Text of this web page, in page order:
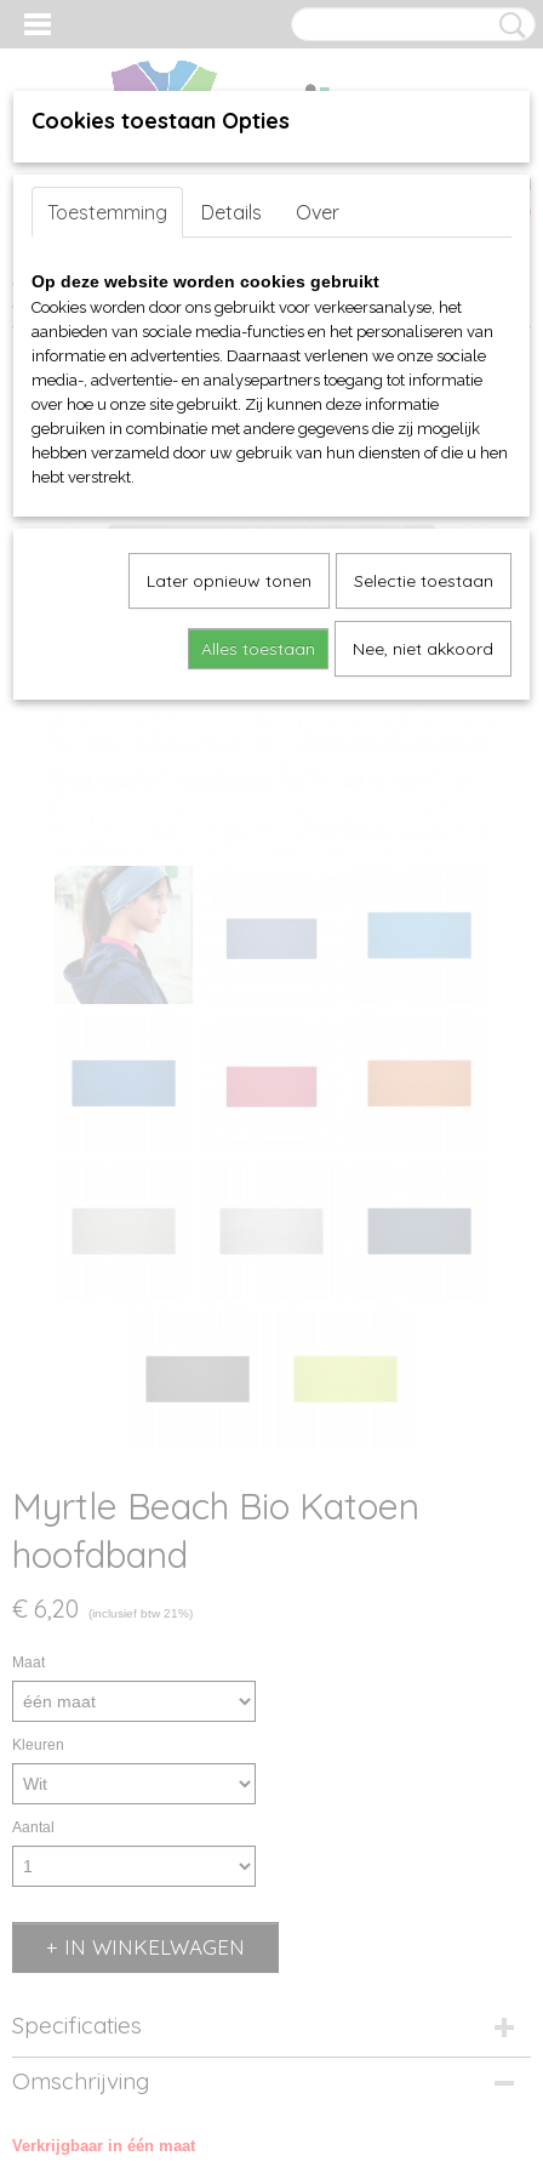
Inloggen Registreren
(0)
Home >webshop>Per merk >Myrtle Beach hoofd-handen
Hoofd- en polsbanden> Myrtle Beach Bio Katoen hoofdband
Myrtle Beach Bio Katoen
hoofdband
€ 6,20 (inclusief btw 21%)
Maat
Kleuren
Aantal
IN WINKELWAGEN
Specificaties
Productcode
MB7135-01
MB7135
Omschrijving
Verkrijgbaar in één maat
Cookies toestaan Opties
Toestemming Details Over
Op deze website worden cookies gebruikt
Cookies worden door ons gebruikt voor verkeersanalyse, het
aanbieden van sociale media-functies en het personaliseren van
informatie en advertenties. Daarnaast verlenen we onze sociale
media-, advertentie- en analysepartners toegang tot informatie
over hoe u onze site gebruikt. Zij kunnen deze informatie
gebruiken in combinatie met andere gegevens die zij mogelijk
hebben verzameld door uw gebruik van hun diensten of die u hen
hebt verstrekt.
Later opnieuw tonen Selectie toestaan
Alles toestaan Nee, niet akkoord